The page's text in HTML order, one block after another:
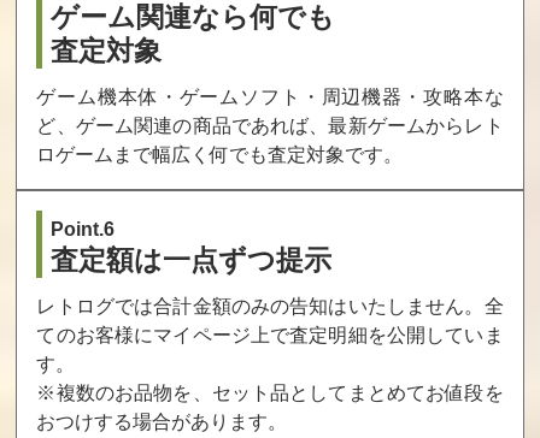
VALKYRIE DRIV
E -BHIKKHUNI-
on
買取価格
900
アイキス
買取価格
900
AZING SPIDER
MAN
900
結城友奈は勇者
憶 限定版
買取価格
900
ハナヤマタ よさ
フル文化祭BOX
買取価格
900
ン 豪華版
買取価格
900
ゲーム関連なら何でも
査定対象
ゲーム機本体・ゲームソフト・周辺機器・攻略本な
ど、ゲーム関連の商品であれば、最新ゲームからレト
ロゲームまで幅広く何でも査定対象です。
Point.6
査定額は一点ずつ提示
レトログでは合計金額のみの告知はいたしません。全
てのお客様にマイページ上で査定明細を公開していま
す。
※複数のお品物を、セット品としてまとめてお値段を
おつけする場合があります。